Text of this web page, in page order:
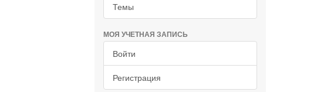
Темы
МОЯ УЧЕТНАЯ ЗАПИСЬ
Войти
Регистрация